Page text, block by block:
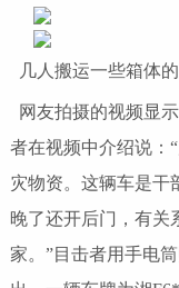
几人搬运一些箱体
网友拍摄的视频显
者在视频中介绍说：
灾物资。这辆车是干
晚了还开后门，有关
家。”目击者用手电